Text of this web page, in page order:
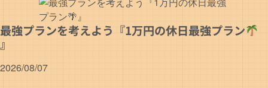
最強プランを考えよう『1万円の休日最強プラン
』
2026/08/07